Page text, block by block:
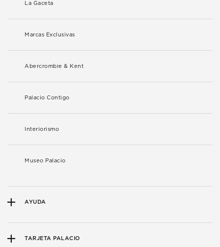
La Gaceta
Marcas Exclusivas
Abercrombie & Kent
Palacio Contigo
Interiorismo
Museo Palacio
AYUDA
TARJETA PALACIO